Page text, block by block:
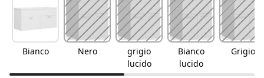
Bianco Nero
grigio
lucido
Bianco
lucido
Grigio